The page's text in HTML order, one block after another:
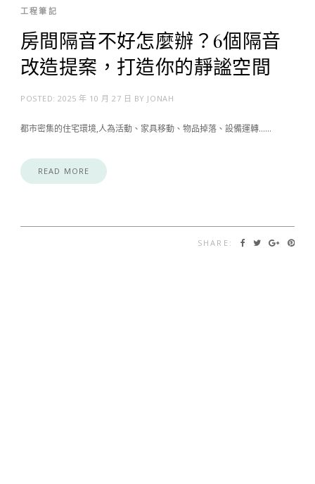
工程筆記
房間隔音不好怎麼辦？6個隔音
改造提案，打造你的靜謐空間
POSTED:2025 年 10 月 27 日 BY JONAH
都市密集的住宅環境,人為活動、家具移動、物品掉落、設備運轉……
READ MORE
SHARE: